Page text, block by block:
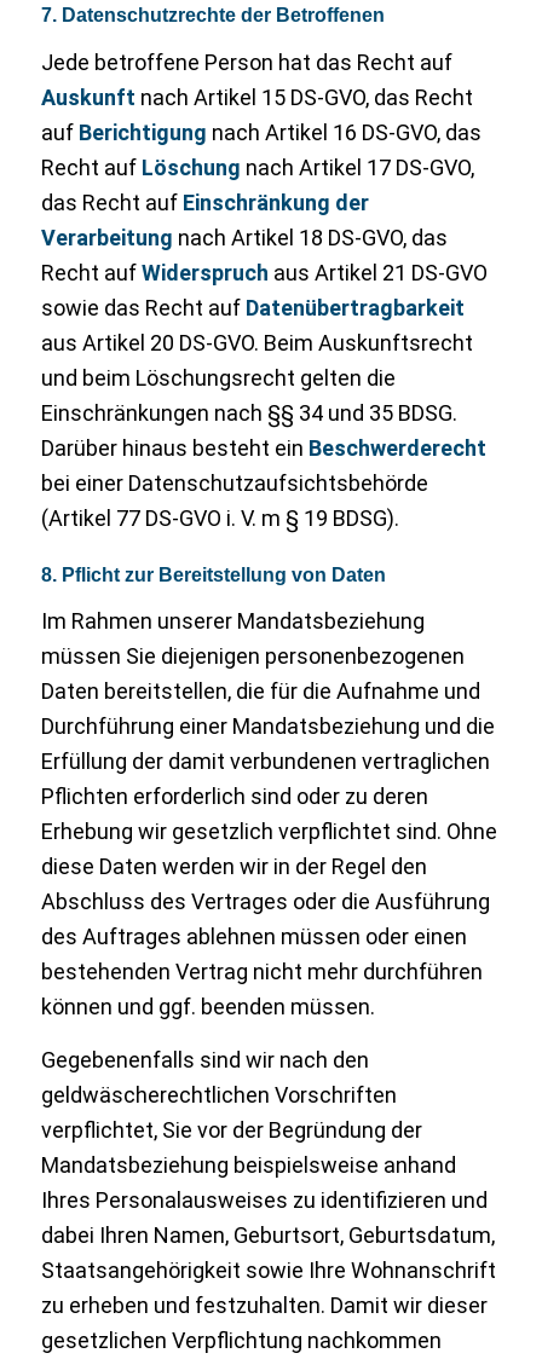
7. Datenschutzrechte der Betroffenen
Jede betroffene Person hat das Recht auf
Auskunft nach Artikel 15 DS-GVO, das Recht
auf Berichtigung nach Artikel 16 DS-GVO, das
Recht auf Löschung nach Artikel 17 DS-GVO,
das Recht auf Einschränkung der
Verarbeitung nach Artikel 18 DS-GVO, das
Recht aufWiderspruch aus Artikel 21 DS-GVO
sowie das Recht auf Datenübertragbarkeit
aus Artikel 20 DS-GVO. Beim Auskunftsrecht
und beim Löschungsrecht gelten die
Einschränkungen nach §§ 34 und 35 BDSG.
Darüber hinaus besteht ein Beschwerderecht
bei einer Datenschutzaufsichtsbehörde
(Artikel 77 DS-GVO i. V. m § 19 BDSG).
8. Pflicht zur Bereitstellung von Daten
Im Rahmen unserer Mandatsbeziehung
müssen Sie diejenigen personenbezogenen
Daten bereitstellen, die für die Aufnahme und
Durchführung einer Mandatsbeziehung und die
Erfüllung der damit verbundenen vertraglichen
Pflichten erforderlich sind oder zu deren
Erhebung wir gesetzlich verpflichtet sind. Ohne
diese Daten werden wir in der Regel den
Abschluss des Vertrages oder die Ausführung
des Auftrages ablehnen müssen oder einen
bestehenden Vertrag nicht mehr durchführen
können und ggf. beenden müssen.
Gegebenenfalls sind wir nach den
geldwäscherechtlichen Vorschriften
verpflichtet, Sie vor der Begründung der
Mandatsbeziehung beispielsweise anhand
Ihres Personalausweises zu identifizieren und
dabei Ihren Namen, Geburtsort, Geburtsdatum,
Staatsangehörigkeit sowie Ihre Wohnanschrift
zu erheben und festzuhalten. Damit wir dieser
gesetzlichen Verpflichtung nachkommen